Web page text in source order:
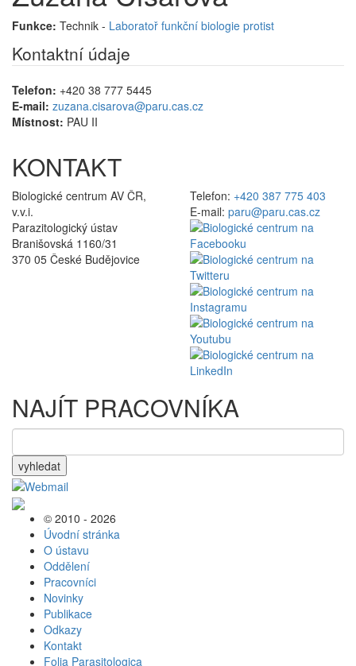
Funkce: Technik - Laboratoř funkční biologie protist
Kontaktní údaje
Telefon: +420 38 777 5445
E-mail: zuzana.cisarova@paru.cas.cz
Místnost: PAU II
KONTAKT
Biologické centrum AV ČR,
v.v.i.
Parazitologický ústav
Branišovská 1160/31
370 05 České Budějovice
Telefon: +420 387 775 403
E-mail: paru@paru.cas.cz
NAJÍT PRACOVNÍKA
vyhledat
© 2010 - 2026
Úvodní stránka
O ústavu
Oddělení
Pracovníci
Novinky
Publikace
Odkazy
Kontakt
Folia Parasitologica